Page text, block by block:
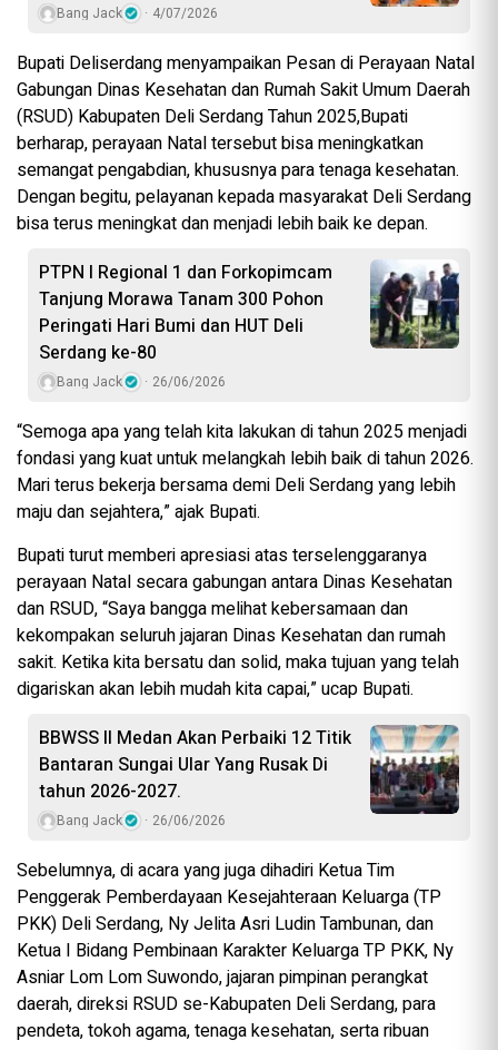
Bang Jack 4/07/2026
Bupati Deliserdang menyampaikan Pesan di Perayaan Natal
Gabungan Dinas Kesehatan dan Rumah Sakit Umum Daerah
(RSUD) Kabupaten Deli Serdang Tahun 2025,Bupati
berharap, perayaan Natal tersebut bisa meningkatkan
semangat pengabdian, khususnya para tenaga kesehatan.
Dengan begitu, pelayanan kepada masyarakat Deli Serdang
bisa terus meningkat dan menjadi lebih baik ke depan.
PTPN I Regional 1 dan Forkopimcam
Tanjung Morawa Tanam 300 Pohon
Peringati Hari Bumi dan HUT Deli
Serdang ke-80
Bang Jack 26/06/2026
“Semoga apa yang telah kita lakukan di tahun 2025 menjadi
fondasi yang kuat untuk melangkah lebih baik di tahun 2026.
Mari terus bekerja bersama demi Deli Serdang yang lebih
maju dan sejahtera,” ajak Bupati.
Bupati turut memberi apresiasi atas terselenggaranya
perayaan Natal secara gabungan antara Dinas Kesehatan
dan RSUD, “Saya bangga melihat kebersamaan dan
kekompakan seluruh jajaran Dinas Kesehatan dan rumah
sakit. Ketika kita bersatu dan solid, maka tujuan yang telah
digariskan akan lebih mudah kita capai,” ucap Bupati.
BBWSS II Medan Akan Perbaiki 12 Titik
Bantaran Sungai Ular Yang Rusak Di
tahun 2026-2027.
Bang Jack 26/06/2026
Sebelumnya, di acara yang juga dihadiri Ketua Tim
Penggerak Pemberdayaan Kesejahteraan Keluarga (TP
PKK) Deli Serdang, Ny Jelita Asri Ludin Tambunan, dan
Ketua I Bidang Pembinaan Karakter Keluarga TP PKK, Ny
Asniar Lom Lom Suwondo, jajaran pimpinan perangkat
daerah, direksi RSUD se-Kabupaten Deli Serdang, para
pendeta, tokoh agama, tenaga kesehatan, serta ribuan